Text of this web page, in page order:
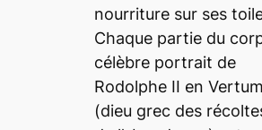
nourriture sur ses
Chaque partie du
célèbre portrait de
Rodolphe II en
(dieu grec des